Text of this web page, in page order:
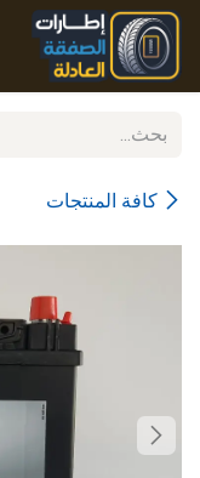
تخطي للذهاب إلى المحتوى
كافة المنتجات